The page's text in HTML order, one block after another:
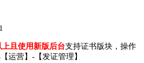
上且使用新版后台支持证书版块，操作
运营】-【发证管理】